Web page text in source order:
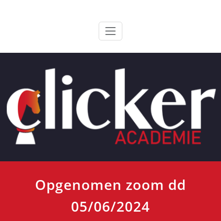
ClickerAcademie
Opgenomen zoom dd
05/06/2024